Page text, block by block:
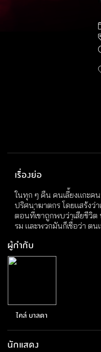
เรื่องย่อ
ในทุก ๆ คืน คนเลี้ยงแกะค
ปริศนาฆาตกร โดยแสร้งว่า
ตอนที่เขาถูกพบว่าเสียชีวิ
รม และพวกมันก็เชื่อว่า ตน
ผู้กำกับ
ไคล์ บาลดา
นักแสดง